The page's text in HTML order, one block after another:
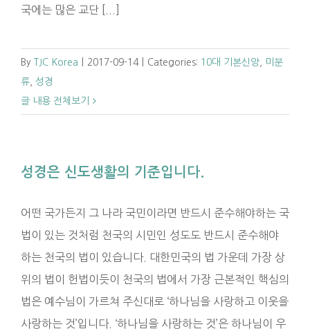
국에는 많은 교단 [...]
By TJC Korea 2017-09-14 Categories: 10대 기본신앙
미분
류 성경
글 내용 전체보기
성경은 신도생활의 기준입니다.
어떤 국가든지 그 나라 국민이라면 반드시 준수해야하는 국
법이 있는 것처럼 천국의 시민인 성도도 반드시 준수해야
하는 천국의 법이 있습니다. 대한민국의 법 가운데 가장 상
위의 법이 헌법이듯이 천국의 법에서 가장 근본적인 핵심의
법은 예수님이 가르쳐 주신대로 ‘하나님을 사랑하고 이웃을
사랑하는 것’입니다. ‘하나님을 사랑하는 것’은 하나님이 우